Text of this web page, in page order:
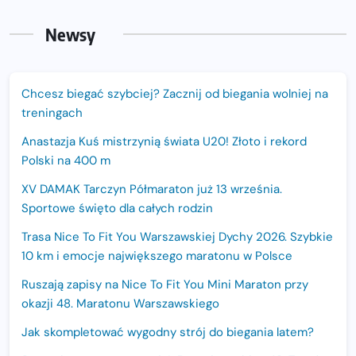
Newsy
Chcesz biegać szybciej? Zacznij od biegania wolniej na
treningach
Anastazja Kuś mistrzynią świata U20! Złoto i rekord
Polski na 400 m
XV DAMAK Tarczyn Półmaraton już 13 września.
Sportowe święto dla całych rodzin
Trasa Nice To Fit You Warszawskiej Dychy 2026. Szybkie
10 km i emocje największego maratonu w Polsce
Ruszają zapisy na Nice To Fit You Mini Maraton przy
okazji 48. Maratonu Warszawskiego
Jak skompletować wygodny strój do biegania latem?